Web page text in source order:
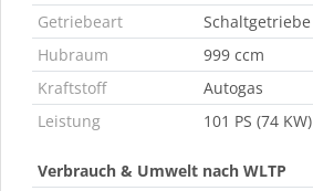
Getriebeart
Schaltgetriebe
Hubraum
999 ccm
Kraftstoff
Autogas
Leistung
101 PS (74 KW)
Verbrauch & Umwelt nach WLTP